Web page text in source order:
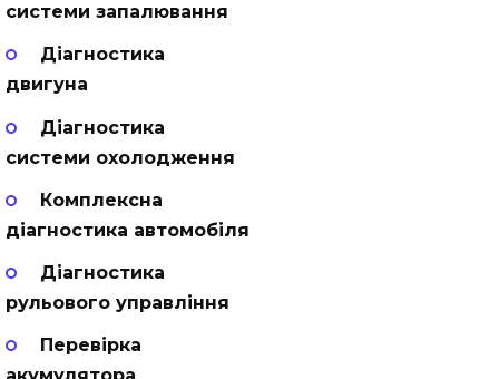
системи запалювання
Діагностика
двигуна
Діагностика
системи охолодження
Комплексна
діагностика автомобіля
Діагностика
рульового управління
Перевірка